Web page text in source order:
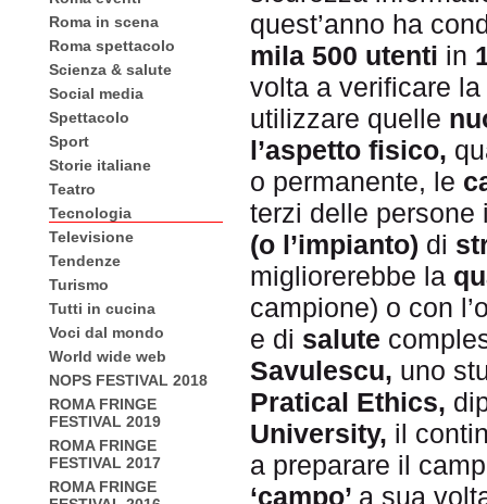
Roma in scena
Roma spettacolo
Scienza & salute
Social media
Spettacolo
Sport
Storie italiane
Teatro
Tecnologia
Televisione
Tendenze
Turismo
Tutti in cucina
Voci dal mondo
World wide web
NOPS FESTIVAL 2018
ROMA FRINGE
FESTIVAL 2019
ROMA FRINGE
FESTIVAL 2017
ROMA FRINGE
quest’anno ha
mila 500 utenti in
volta a verificare
utilizzare quelle
l’aspetto fisico,
o permanente, le
terzi delle
(o l’impianto) di
migliorerebbe la
campione) o con
e di salute
Savulescu, uno
Pratical Ethics,
University, il
a preparare il
‘campo’ a sua